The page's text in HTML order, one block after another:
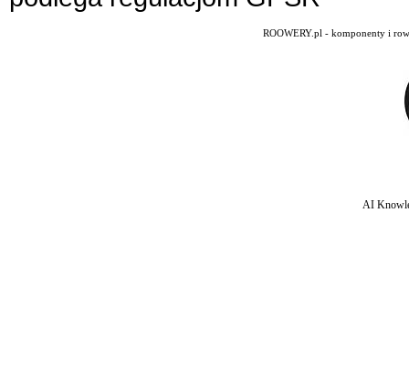
ROOWERY.pl - komponenty i
AI